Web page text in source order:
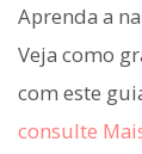
Aprenda a
Veja como
com este
consulte